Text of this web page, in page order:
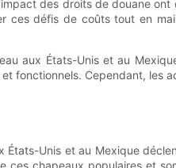
des droits de douane
ces défis de coûts tout en
aux États-Unis et au
fonctionnels. Cependant, les
États-Unis et au Mexique